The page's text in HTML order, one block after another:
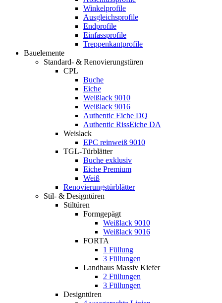
Winkelprofile
Ausgleichsprofile
Endprofile
Einfassprofile
Treppenkantprofile
Bauelemente
Standard- & Renovierungstüren
CPL
Buche
Eiche
Weißlack 9010
Weißlack 9016
Authentic Eiche DQ
Authentic RissEiche DA
Weislack
EPC reinweiß 9010
TGL-Türblätter
Buche exklusiv
Eiche Premium
Weiß
Renovierungstürblätter
Stil- & Designtüren
Stiltüren
Formgepägt
Weißlack 9010
Weißlack 9016
FORTA
1 Füllung
3 Füllungen
Landhaus Massiv Kiefer
2 Füllungen
3 Füllungen
Designtüren